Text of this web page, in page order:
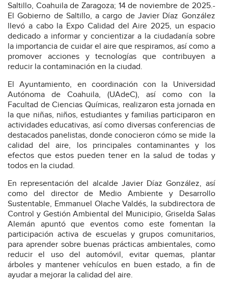
Saltillo, Coahuila de Zaragoza; 14 de noviembre de 2025.-
El Gobierno de Saltillo, a cargo de Javier Díaz González
llevó a cabo la Expo Calidad del Aire 2025, un espacio
dedicado a informar y concientizar a la ciudadanía sobre
la importancia de cuidar el aire que respiramos, así como a
promover acciones y tecnologías que contribuyen a
reducir la contaminación en la ciudad.
El Ayuntamiento, en coordinación con la Universidad
Autónoma de Coahuila, (UAdeC), así como con la
Facultad de Ciencias Químicas, realizaron esta jornada en
la que niñas, niños, estudiantes y familias participaron en
actividades educativas, así como diversas conferencias de
destacados panelistas, donde conocieron cómo se mide la
calidad del aire, los principales contaminantes y los
efectos que estos pueden tener en la salud de todas y
todos en la ciudad.
En representación del alcalde Javier Díaz González, así
como del director de Medio Ambiente y Desarrollo
Sustentable, Emmanuel Olache Valdés, la subdirectora de
Control y Gestión Ambiental del Municipio, Griselda Salas
Alemán apuntó que eventos como este fomentan la
participación activa de escuelas y grupos comunitarios,
para aprender sobre buenas prácticas ambientales, como
reducir el uso del automóvil, evitar quemas, plantar
árboles y mantener vehículos en buen estado, a fin de
ayudar a mejorar la calidad del aire.